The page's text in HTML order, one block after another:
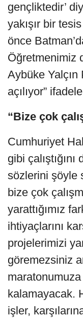
gençliktedir’
yakışır bir
önce
Öğretmenimiz
Aybüke Yalçın
açılıyor”
“Bize çok
Cumhuriyet
gibi
sözlerini şöyle
bize çok
yarattığımız
ihtiyaçlarını
projelerimizi
göremezsiniz
maratonumuza
kalamayacak.
işler,